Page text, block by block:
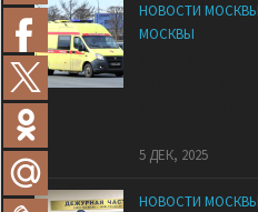
НОВОСТИ МОСКВЫ
МОСКВЫ
5 ДЕК, 2025
НОВОСТИ МОСКВЫ